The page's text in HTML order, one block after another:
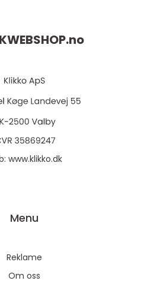
no
www.klikko.dk
Menu
Reklame
Om oss